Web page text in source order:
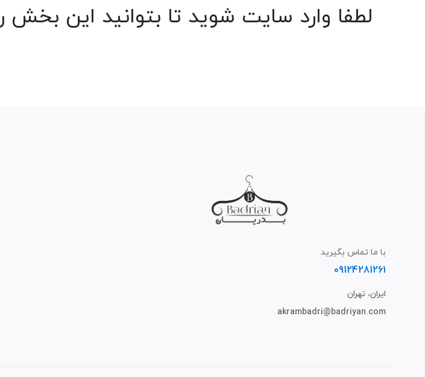
لطفا وارد سایت شوید تا بتوانید این بخش
با ما تماس بگیرید
09124281261
ایران، تهران
akrambadri@badriyan.com